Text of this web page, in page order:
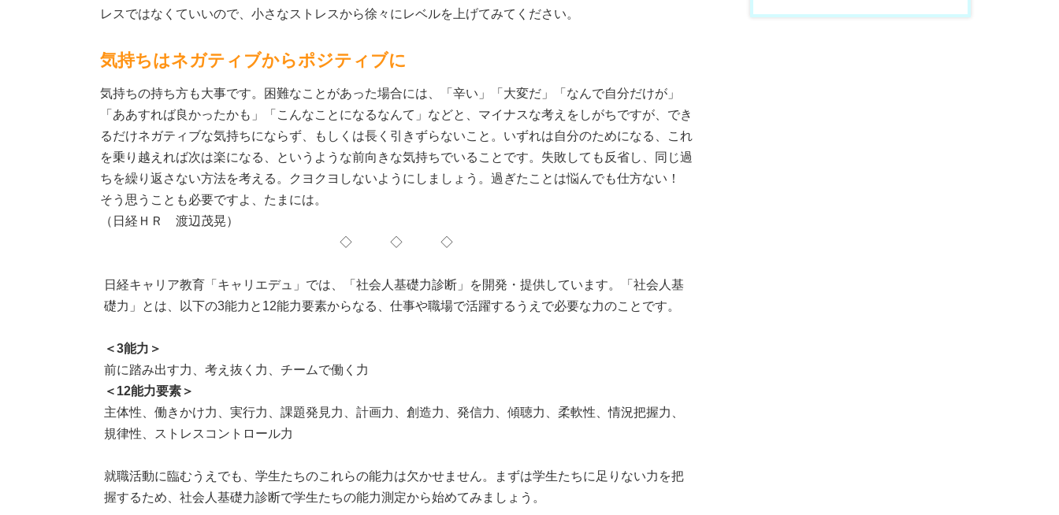
レスではなくていいので、小さなストレスから徐々にレベルを上げてみてください。
気持ちはネガティブからポジティブに
気持ちの持ち方も大事です。困難なことがあった場合には、「辛い」「大変だ」「なんで自分だけが」
「ああすれば良かったかも」「こんなことになるなんて」などと、マイナスな考えをしがちですが、でき
るだけネガティブな気持ちにならず、もしくは長く引きずらないこと。いずれは自分のためになる、これ
を乗り越えれば次は楽になる、というような前向きな気持ちでいることです。失敗しても反省し、同じ過
ちを繰り返さない方法を考える。クヨクヨしないようにしましょう。過ぎたことは悩んでも仕方ない！
そう思うことも必要ですよ、たまには。
（日経ＨＲ 渡辺茂晃）
◇ ◇ ◇
日経キャリア教育「キャリエデュ」では、「社会人基礎力診断」を開発・提供しています。「社会人基
礎力」とは、以下の3能力と12能力要素からなる、仕事や職場で活躍するうえで必要な力のことです。
＜3能力＞
前に踏み出す力、考え抜く力、チームで働く力
＜12能力要素＞
主体性、働きかけ力、実行力、課題発見力、計画力、創造力、発信力、傾聴力、柔軟性、情況把握力、
規律性、ストレスコントロール力
就職活動に臨むうえでも、学生たちのこれらの能力は欠かせません。まずは学生たちに足りない力を把
握するため、社会人基礎力診断で学生たちの能力測定から始めてみましょう。